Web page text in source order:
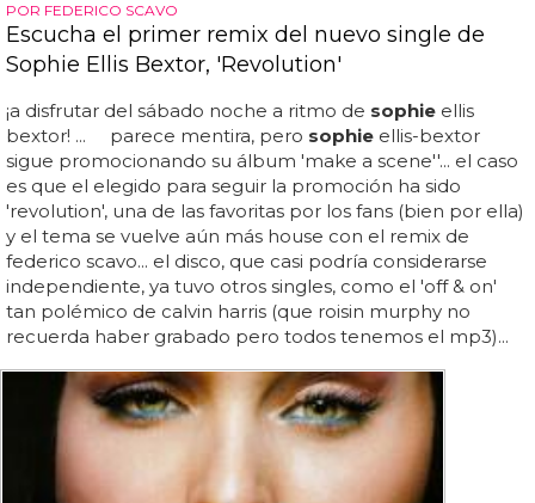
POR FEDERICO SCAVO
Escucha el primer remix del nuevo single de
Sophie Ellis Bextor, 'Revolution'
¡a disfrutar del sábado noche a ritmo de sophie ellis
bextor! ... parece mentira, pero sophie ellis-bextor
sigue promocionando su álbum 'make a scene''... el caso
es que el elegido para seguir la promoción ha sido
'revolution', una de las favoritas por los fans (bien por ella)
y el tema se vuelve aún más house con el remix de
federico scavo... el disco, que casi podría considerarse
independiente, ya tuvo otros singles, como el 'off & on'
tan polémico de calvin harris (que roisin murphy no
recuerda haber grabado pero todos tenemos el mp3)...